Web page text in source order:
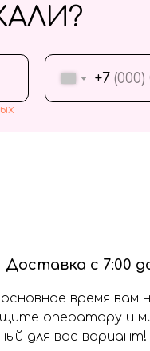
+7
Доставка с 7:00
основное время вам
оператору и
для вас вариант!